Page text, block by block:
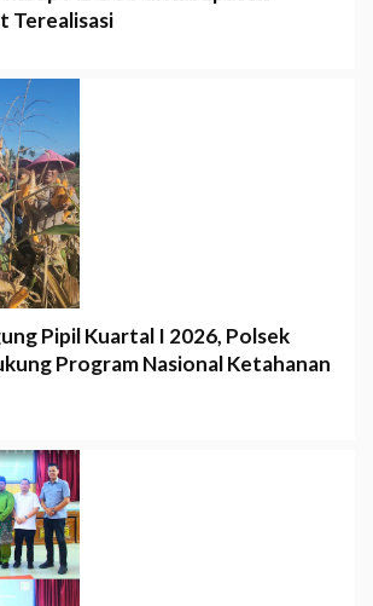
Terealisasi
Pipil Kuartal I 2026, Polsek
Program Nasional Ketahanan